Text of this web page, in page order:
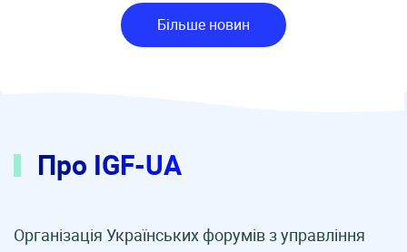
Більше новин
Про IGF-UA
Організація Українських форумів з управління